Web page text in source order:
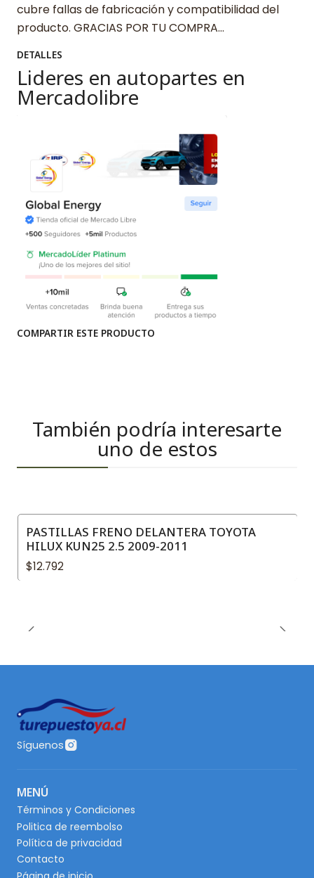
cubre fallas de fabricación y compatibilidad del
producto. GRACIAS POR TU COMPRA…
DETALLES
Lideres en autopartes en
Mercadolibre
COMPARTIR ESTE PRODUCTO
También podría interesarte
uno de estos
PASTILLAS FRENO DELANTERA TOYOTA
HILUX KUN25 2.5 2009-2011
$12.792
Síguenos
MENÚ
Términos y Condiciones
Politica de reembolso
Política de privacidad
Contacto